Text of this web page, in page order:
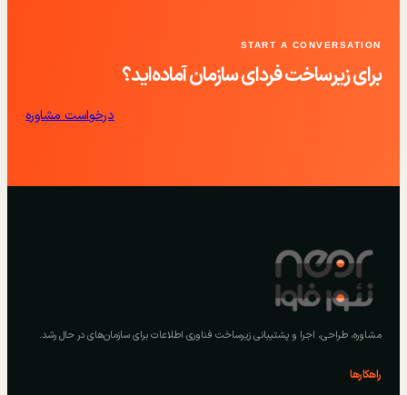
START A CONVERSATION
برای زیرساخت فردای سازمان آماده‌اید؟
درخواست مشاوره
مشاوره، طراحی، اجرا و پشتیبانی زیرساخت فناوری اطلاعات برای سازمان‌های در حال رشد.
راهکارها